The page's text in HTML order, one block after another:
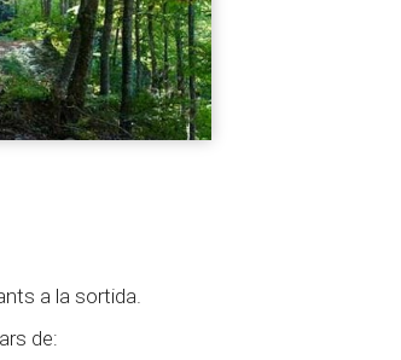
a la sortida.
de: